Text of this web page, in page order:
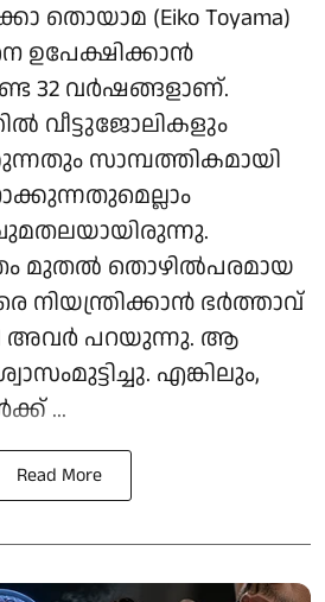
തൊയാമ (Eiko Toyama)
ഉപേക്ഷിക്കാൻ
32 വർഷങ്ങളാണ്.
വീട്ടുജോലികളും
സാമ്പത്തികമായി
മുതൽ തൊഴിൽപരമായ
ഭർത്താവ്
അവർ പറയുന്നു. ആ
എങ്കിലും,
...
Read More